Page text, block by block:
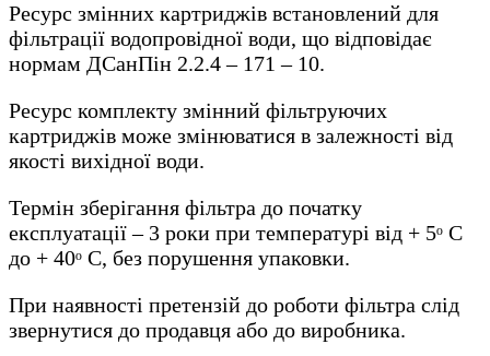
Ресурс змінних картриджів встановлений для
фільтрації водопровідної води, що відповідає
нормам ДСанПін 2.2.4 – 171 – 10.
Ресурс комплекту змінний фільтруючих
картриджів може змінюватися в залежності від
якості вихідної води.
Термін зберігання фільтра до початку
експлуатації – 3 роки при температурі від + 5ᵒ С
до + 40ᵒ С, без порушення упаковки.
При наявності претензій до роботи фільтра слід
звернутися до продавця або до виробника.